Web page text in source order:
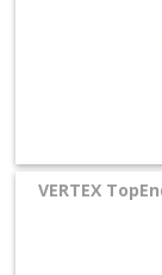
VERTEX